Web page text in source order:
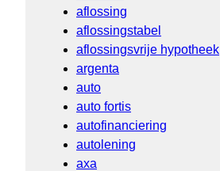
aflossing
aflossingstabel
aflossingsvrije hypotheek
argenta
auto
auto fortis
autofinanciering
autolening
axa